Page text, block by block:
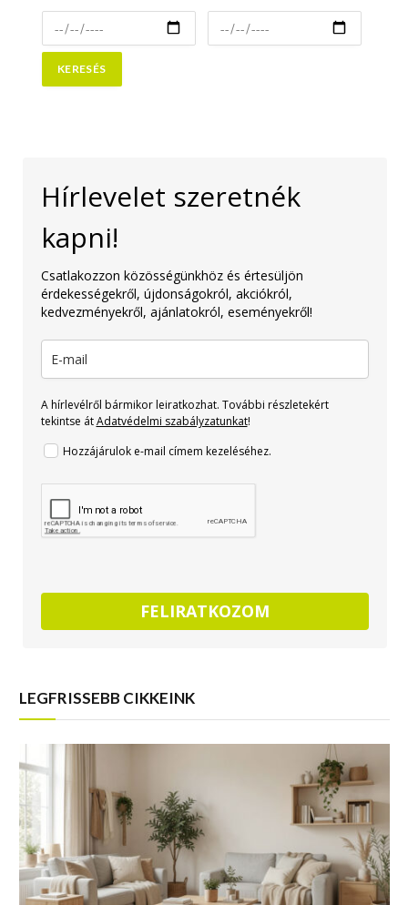
Hírlevelet szeretnék
kapni!
Csatlakozzon közösségünkhöz és értesüljön
érdekességekről, újdonságokról, akciókról,
kedvezményekről, ajánlatokról, eseményekről!
A hírlevélről bármikor leiratkozhat. További részletekért
tekintse átAdatvédelmi szabályzatunkat!
Hozzájárulok e-mail címem kezeléséhez.
FELIRATKOZOM
LEGFRISSEBB CIKKEINK